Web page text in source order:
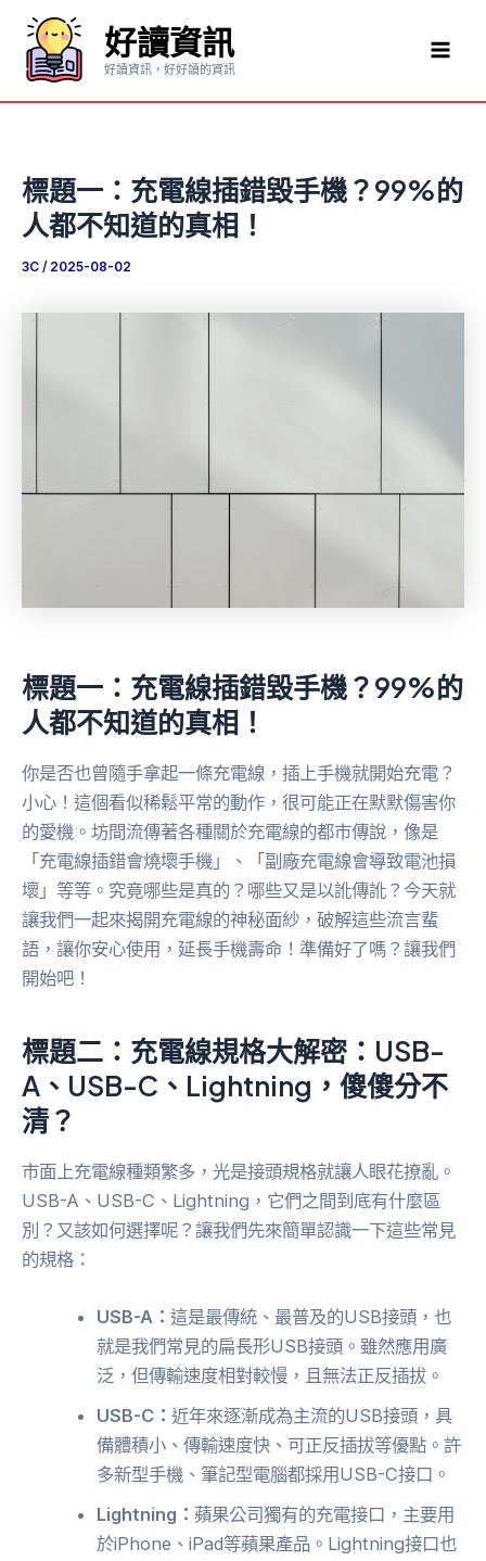
要
好讀資訊
好讀資訊，好好讀的資訊
標題一：充電線插錯毀手機？99%的
人都不知道的真相！
3C / 2025-08-02
標題一：充電線插錯毀手機？99%的
人都不知道的真相！
你是否也曾隨手拿起一條充電線，插上手機就開始充電？
小心！這個看似稀鬆平常的動作，很可能正在默默傷害你
的愛機。坊間流傳著各種關於充電線的都市傳說，像是
「充電線插錯會燒壞手機」、「副廠充電線會導致電池損
壞」等等。究竟哪些是真的？哪些又是以訛傳訛？今天就
讓我們一起來揭開充電線的神秘面紗，破解這些流言蜚
語，讓你安心使用，延長手機壽命！準備好了嗎？讓我們
開始吧！
標題二：充電線規格大解密：USB-
A、USB-C、Lightning，傻傻分不
清？
市面上充電線種類繁多，光是接頭規格就讓人眼花撩亂。
USB-A、USB-C、Lightning，它們之間到底有什麼區
別？又該如何選擇呢？讓我們先來簡單認識一下這些常見
的規格：
USB-A：這是最傳統、最普及的USB接頭，也
就是我們常見的扁長形USB接頭。雖然應用廣
泛，但傳輸速度相對較慢，且無法正反插拔。
USB-C：近年來逐漸成為主流的USB接頭，具
備體積小、傳輸速度快、可正反插拔等優點。許
多新型手機、筆記型電腦都採用USB-C接口。
Lightning：蘋果公司獨有的充電接口，主要用
於iPhone、iPad等蘋果產品。Lightning接口也